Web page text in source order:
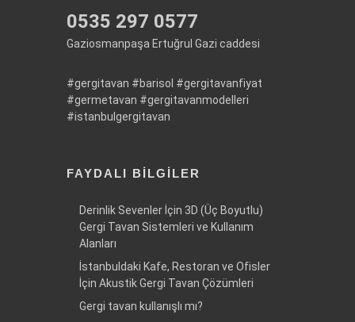
0535 297 0577
Gaziosmanpaşa Ertuğrul Gazi caddesi
#gergitavan #barisol #gergitavanfiyat
#germetavan #gergitavanmodelleri
#istanbulgergitavan
FAYDALI BILGILER
Derinlik Sevenler İçin 3D (Üç Boyutlu)
Gergi Tavan Sistemleri ve Kullanım
Alanları
İstanbuldaki Kafe, Restoran ve Ofisler
İçin Akustik Gergi Tavan Çözümleri
Gergi tavan kullanışlı mı?